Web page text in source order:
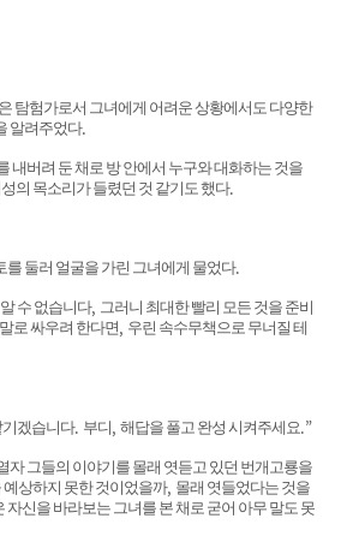
탐험가로서 그녀에게 어려운 상황에서도 다양한
알려주었다.
내버려 둔 채로 방 안에서 누구와 대화하는 것을
의 목소리가 들렸던 것 같기도 했다.
를 둘러 얼굴을 가린 그녀에게 물었다.
수 없습니다, 그러니 최대한 빨리 모든 것을 준비
로 싸우려 한다면, 우린 속수무책으로 무너질 테
기겠습니다. 부디, 해답을 풀고 완성 시켜주세요.”
자 그들의 이야기를 몰래 엿듣고 있던 번개고룡을
예상하지 못한 것이었을까, 몰래 엿들었다는 것을
신을 바라보는 그녀를 본 채로 굳어 아무 말도 못